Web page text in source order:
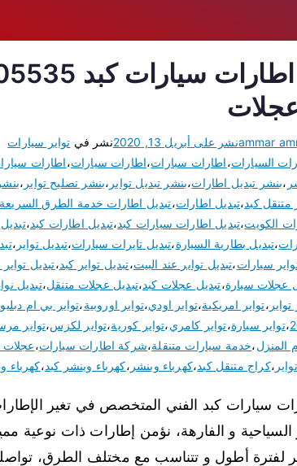
ammarنشر على أبريل 13, 2020 نشر في تواير سيارات
السيارات،اطارات سبارات،اطارات سيارات،اطارات سيارات
،بنشر تبديل اطارات،بنشر تبديل تواير ،بنشر تصليح تواير ،
متنقل كبد،تبديل اطارات،تبديل اطارات خدمة الطرق السريعة
الكويت،تبديل اطارات سيارات كبد،تبديل اطارات كبد،
،تبديل بطارية السيارة،تبديل تايرات سيارات،تبديل تواير ،
سيارات،تبديل تواير عند البيت،تبديل تواير كبد،تبديل
عجلات سيارة،تبديل عجلات كبد،تبديل عجلات متنقل،تبديل
تواير ،تواير امريكية،تواير اودي،تواير اوروبية،تواير بي ام دبليو
،تواير سيارة،تواير كامري،تواير كورية،تواير لكزس،تواير
المنزل،خدمة سيارات متنقلة،شركة اطارات سيارات،عجلات
،كراج متنقل كبد،كهرباء وبنشر ،كهرباء وبنشر كبد،كهرباء
سيارات كبد الفني المتخصص في تغير
السياحية و الفارهة، نؤمن إطارات ذات نوعية
لفترة أطول و تتناسب مع مختلف الطرق،